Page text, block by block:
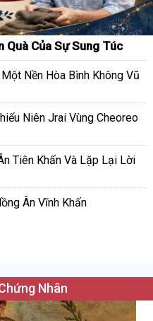
Quà Của Sự Sung Túc
Nền Hòa Bình Không Vũ
Niên Jrai Vùng Cheoreo
Tiên Khấn Và Lặp Lại Lời
Ân Vĩnh Khấn
Nhân